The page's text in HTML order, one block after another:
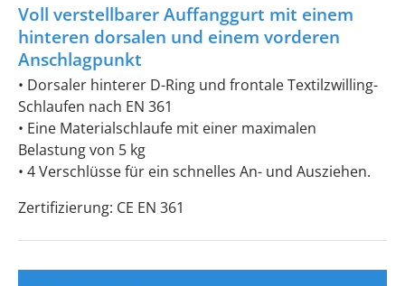
Voll verstellbarer Auffanggurt mit einem
hinteren dorsalen und einem vorderen
Anschlagpunkt
• Dorsaler hinterer D-Ring und frontale Textilzwilling-
Schlaufen nach EN 361
• Eine Materialschlaufe mit einer maximalen
Belastung von 5 kg
• 4 Verschlüsse für ein schnelles An- und Ausziehen.
Zertifizierung: CE EN 361